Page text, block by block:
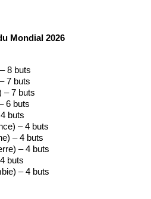
Mondial 2026
8 buts
7 buts
– 7 buts
6 buts
buts
– 4 buts
– 4 buts
– 4 buts
buts
– 4 buts